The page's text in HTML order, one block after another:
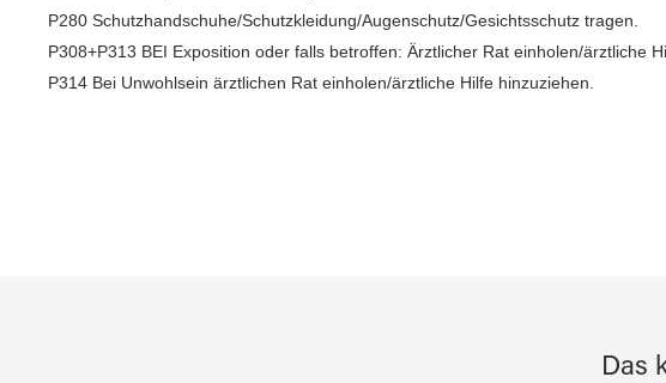
P280 Schutzhandschuhe/Schutzkleidung/Augenschutz/Gesichtsschutz tragen.
P308+P313 BEI Exposition oder falls betroffen: Ärztlicher Rat einholen/ärztliche
P314 Bei Unwohlsein ärztlichen Rat einholen/ärztliche Hilfe hinzuziehen.
Das